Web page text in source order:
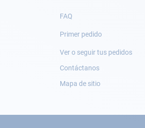
FAQ
Primer pedido
Ver o seguir tus pedidos
Contáctanos
Mapa de sitio